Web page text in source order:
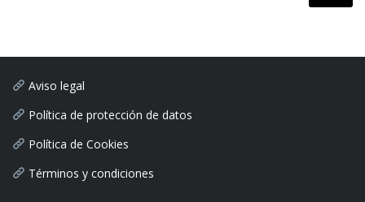
Aviso legal
Política de protección de datos
Política de Cookies
Términos y condiciones